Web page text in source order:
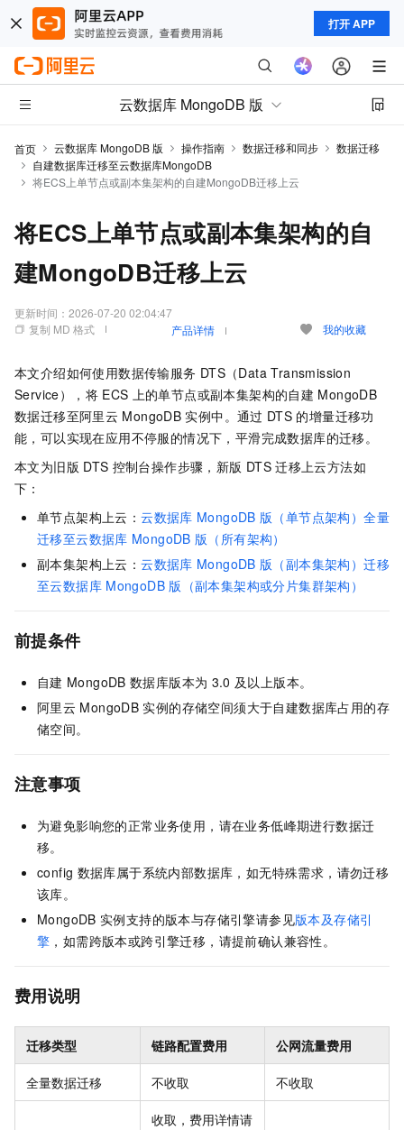
打开 APP
云数据库 MongoDB 版
首页 云数据库 MongoDB 版 操作指南 数据迁移和同步
数据迁移
自建数据库迁移至云数据库MongoDB
将ECS上单节点或副本集架构的自建MongoDB迁移上云
将ECS上单节点或副本集架构的自
建MongoDB迁移上云
更新时间： 2026-07-20 02:04:47
复制 MD 格式
产品详情 我的收藏
本文介绍如何使用数据传输服务 DTS（Data Transmission
Service），将 ECS 上的单节点或副本集架构的自建 MongoDB
数据迁移至阿里云 MongoDB 实例中。通过 DTS 的增量迁移功
能，可以实现在应用不停服的情况下，平滑完成数据库的迁移。
本文为旧版 DTS 控制台操作步骤，新版 DTS 迁移上云方法如
下：
单节点架构上云：云数据库 MongoDB 版（单节点架构）全量
迁移至云数据库 MongoDB 版（所有架构）
副本集架构上云：云数据库 MongoDB 版（副本集架构）迁移
至云数据库 MongoDB 版（副本集架构或分片集群架构）
前提条件
自建 MongoDB 数据库版本为 3.0 及以上版本。
阿里云 MongoDB 实例的存储空间须大于自建数据库占用的存
储空间。
注意事项
为避免影响您的正常业务使用，请在业务低峰期进行数据迁
移。
config 数据库属于系统内部数据库，如无特殊需求，请勿迁移
该库。
MongoDB 实例支持的版本与存储引擎请参见版本及存储引
擎 ，如需跨版本或跨引擎迁移，请提前确认兼容性。
费用说明
迁移类型 链路配置费用 公网流量费用
全量数据迁移 不收取 不收取
收取，费用详情请